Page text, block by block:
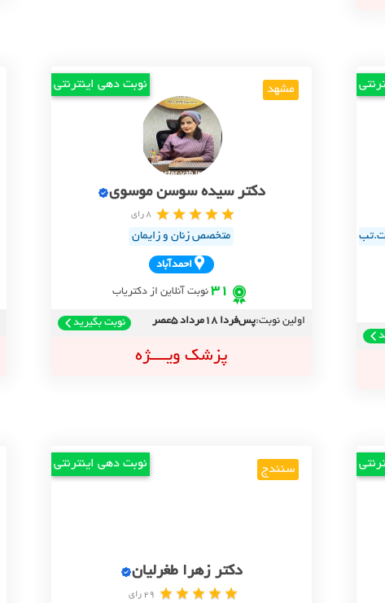
مشهد نوبت دهی اینترنتی
دکتر سیده سوسن موسوی
8 رای
متخصص زنان و زایمان
احمدآباد
31 نوبت آنلاین از دکتریاب
اولین نوبت:پس‌فردا 18مرداد 5عصر نوبت بگیرید
پزشک ویــــژه
سنندج نوبت دهی اینترنتی
دکتر زهرا طغرلیان
29 رای